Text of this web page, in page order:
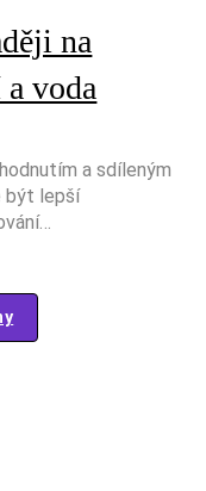
na
voda
a sdíleným
být lepší